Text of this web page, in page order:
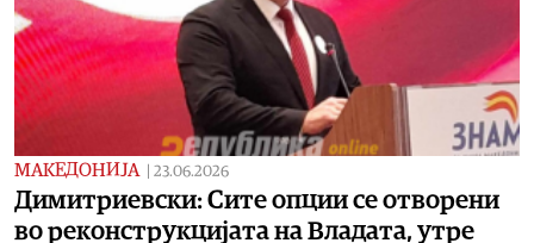
МАКЕДОНИЈА 23.06.2026
Димитриевски: Сите опции се отворени
во реконструкцијата на Владата, утре